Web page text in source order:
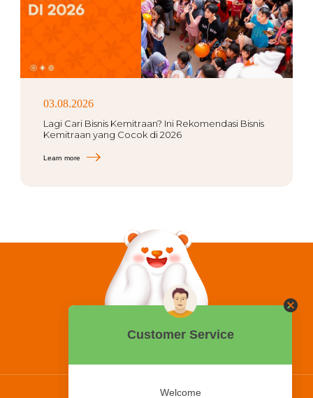
03.08.2026
Lagi Cari Bisnis Kemitraan? Ini Rekomendasi Bisnis
Kemitraan yang Cocok di 2026
Learn more
0858 2015 9999